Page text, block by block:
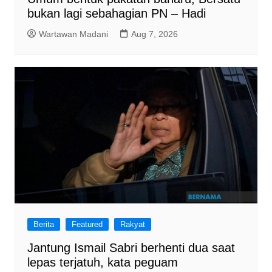
bukan lagi sebahagian PN – Hadi
Wartawan Madani Aug 7, 2026
Berita Featured Rakyat
Jantung Ismail Sabri berhenti dua saat
lepas terjatuh, kata peguam